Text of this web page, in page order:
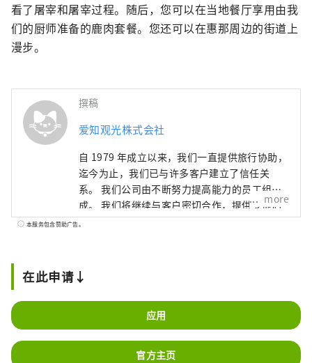
看了屠宰和屠宰过程。随后，您可以在当地餐厅享用由我
们的厨师准备的鹿肉套餐。您还可以在惠那周边的街道上
漫步。
撰稿
爱知观光株式会社
自 1979 年成立以来，我们一直提供旅行协助，
迄今为止，我们已与许多客户建立了信任关
系。 我们公司由不断努力提高能力的员工组
成。 我们将继续与客户密切合作，提供令他们
满意的产品。 我们发布有关超值优惠、高质量
more
本服务包含赞助广告。
在此申请↓
应用
官方主页